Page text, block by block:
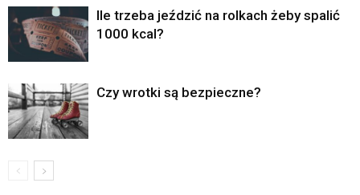
Ile trzeba jeździć na rolkach żeby spalić
1000 kcal?
Czy wrotki są bezpieczne?